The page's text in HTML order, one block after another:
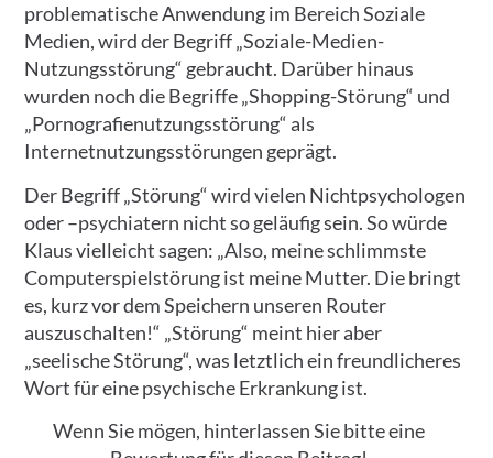
problematische Anwendung im Bereich Soziale
Medien, wird der Begriff „Soziale-Medien-
Nutzungsstörung“ gebraucht. Darüber hinaus
wurden noch die Begriffe „Shopping-Störung“ und
„Pornografienutzungsstörung“ als
Internetnutzungsstörungen geprägt.
Der Begriff „Störung“ wird vielen Nichtpsychologen
oder –psychiatern nicht so geläufig sein. So würde
Klaus vielleicht sagen: „Also, meine schlimmste
Computerspielstörung ist meine Mutter. Die bringt
es, kurz vor dem Speichern unseren Router
auszuschalten!“ „Störung“ meint hier aber
„seelische Störung“, was letztlich ein freundlicheres
Wort für eine psychische Erkrankung ist.
Wenn Sie mögen, hinterlassen Sie bitte eine